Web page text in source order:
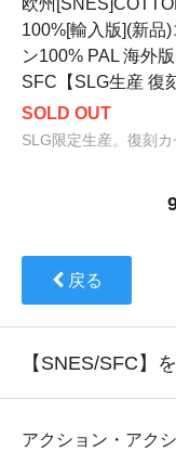
欧州
100%[輸入版](新品)
ン100% PAL 海外版
SFC【SLG生産 復
SOLD OUT
SLG限定生産。復刻カ
戻る
【SNES/SFC】
アクション・アク